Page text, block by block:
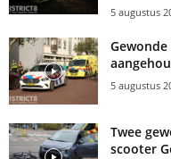
5 augustus
5 augustus
Twee
scooter